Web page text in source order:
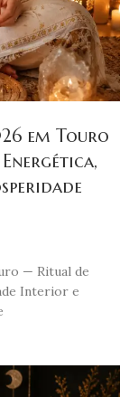
em Touro
— Ritual de
Interior e